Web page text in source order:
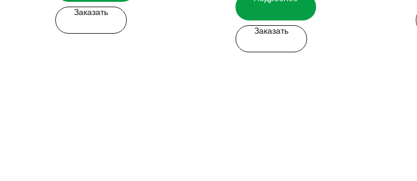
Заказать
у наших менеджеров.
Заказать